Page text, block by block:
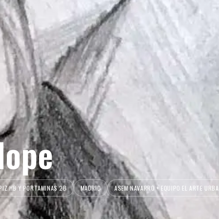
HB Y PORTAMINAS 2B MADRID ASEM NAVARRO + EQUIPO EL ARTE